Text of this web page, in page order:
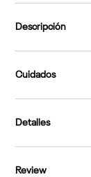
Descripción
Cuidados
Detalles
Review